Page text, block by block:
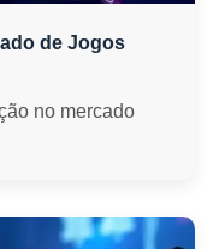
de Jogos
no mercado